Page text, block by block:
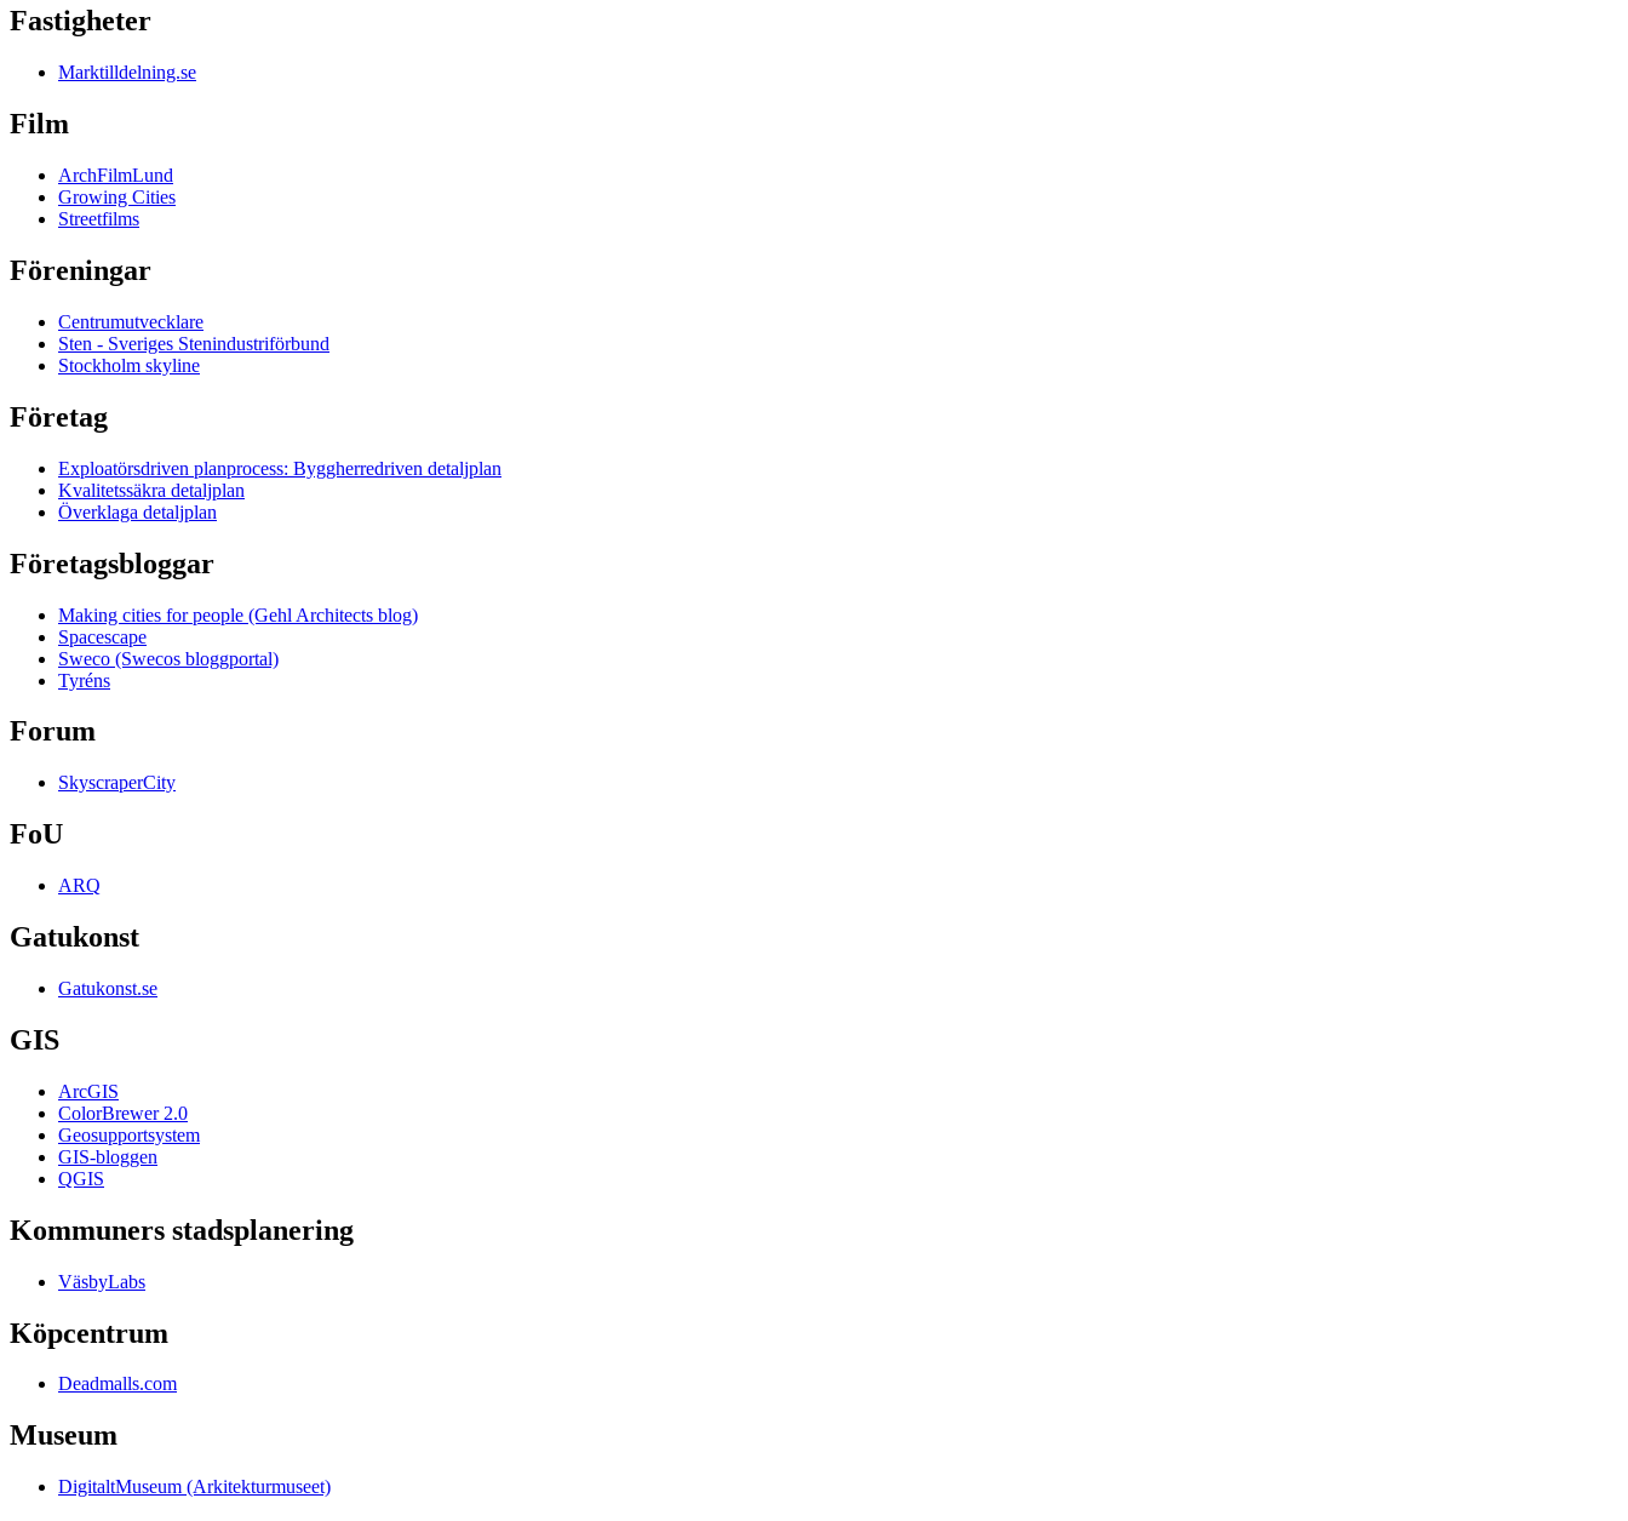
Fastigheter
Marktilldelning.se
Film
ArchFilmLund
Growing Cities
Streetfilms
Föreningar
Centrumutvecklare
Sten - Sveriges Stenindustriförbund
Stockholm skyline
Företag
Exploatörsdriven planprocess: Byggherredriven detaljplan
Kvalitetssäkra detaljplan
Överklaga detaljplan
Företagsbloggar
Making cities for people (Gehl Architects blog)
Spacescape
Sweco (Swecos bloggportal)
Tyréns
Forum
SkyscraperCity
FoU
ARQ
Gatukonst
Gatukonst.se
GIS
ArcGIS
ColorBrewer 2.0
Geosupportsystem
GIS-bloggen
QGIS
Kommuners stadsplanering
VäsbyLabs
Köpcentrum
Deadmalls.com
Museum
DigitaltMuseum (Arkitekturmuseet)